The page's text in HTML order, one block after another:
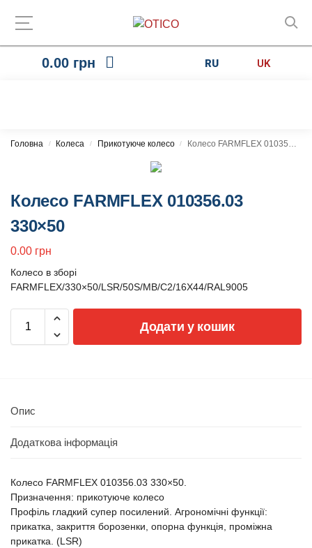
0.00 грн RU UK
Головна / Колеса / Прикотуюче колесо / Колесо FARMFLEX 010356.03 330×50
Колесо FARMFLEX 010356.03
330×50
0.00 грн
Колесо в зборі
FARMFLEX/330×50/LSR/50S/MB/C2/16X44/RAL9005
Додати у кошик
Опис
Додаткова інформація
Колесо FARMFLEX 010356.03 330×50.
Призначення: прикотуюче колесо
Профіль гладкий супер посилений. Агрономічні функції:
прикатка, закриття борозенки, опорна функція, проміжна
прикатка. (LSR)